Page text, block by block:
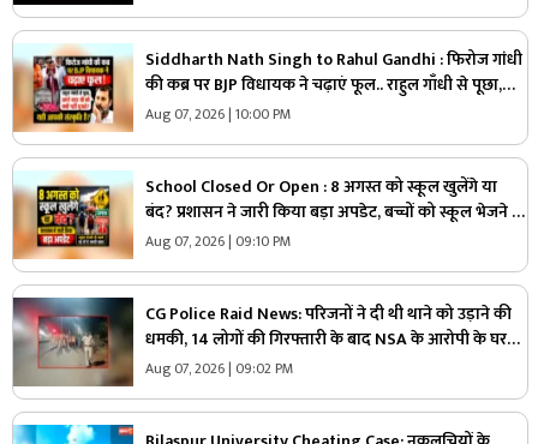
Siddharth Nath Singh to Rahul Gandhi : फिरोज गांधी
की कब्र पर BJP विधायक ने चढ़ाएं फूल.. राहुल गाँधी से पूछा,
“अपने दादा जी को क्यों नहीं पूजते, यही आपकी संस्कृति है?”
Aug 07, 2026 | 10:00 PM
School Closed Or Open : 8 अगस्त को स्कूल खुलेंगे या
बंद? प्रशासन ने जारी किया बड़ा अपडेट, बच्चों को स्कूल भेजने से
पहले जरूर पढ़ लें ये खबर
Aug 07, 2026 | 09:10 PM
CG Police Raid News: परिजनों ने दी थी थाने को उड़ाने की
धमकी, 14 लोगों की गिरफ्तारी के बाद NSA के आरोपी के घर
पुलिस ने मारा छापा, जांच में मिली ये चौंकाने वाली चीज
Aug 07, 2026 | 09:02 PM